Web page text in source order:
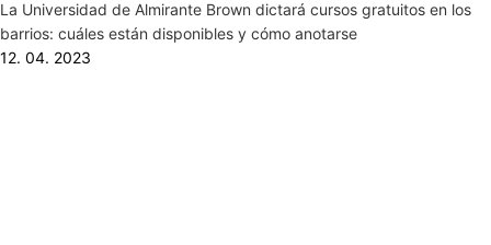
La Universidad de Almirante Brown dictará cursos gratuitos en los
barrios: cuáles están disponibles y cómo anotarse
12. 04. 2023